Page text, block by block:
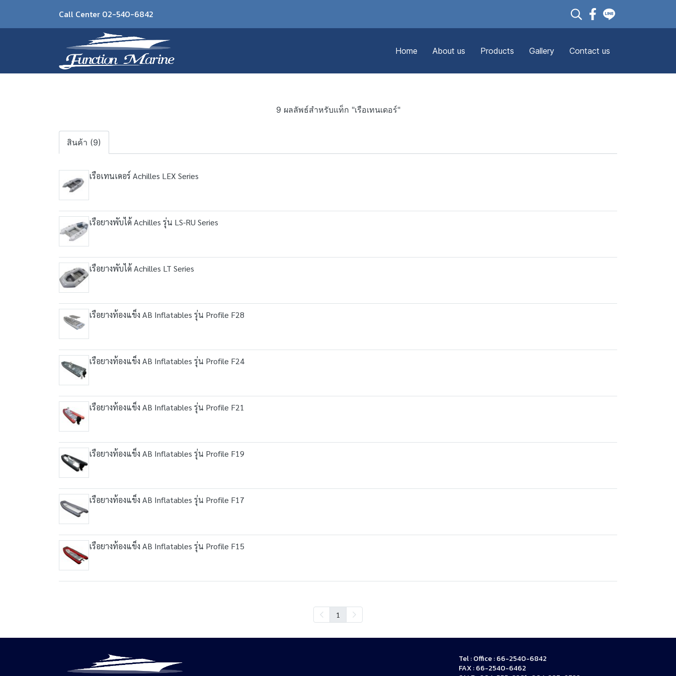
Call Center 02-540-6842
Home About us Products Gallery Contact us
9 ผลลัพธ์สำหรับแท็ก "เรือเทนเดอร์"
สินค้า (9)
เรือเทนเดอร์ Achilles LEX Series
เรือยางพับได้ Achilles รุ่น LS-RU Series
เรือยางพับได้ Achilles LT Series
เรือยางท้องแข็ง AB Inflatables รุ่น Profile F28
เรือยางท้องแข็ง AB Inflatables รุ่น Profile F24
เรือยางท้องแข็ง AB Inflatables รุ่น Profile F21
เรือยางท้องแข็ง AB Inflatables รุ่น Profile F19
เรือยางท้องแข็ง AB Inflatables รุ่น Profile F17
เรือยางท้องแข็ง AB Inflatables รุ่น Profile F15
1
Tel : Office : 66-2540-6842
FAX : 66-2540-6462